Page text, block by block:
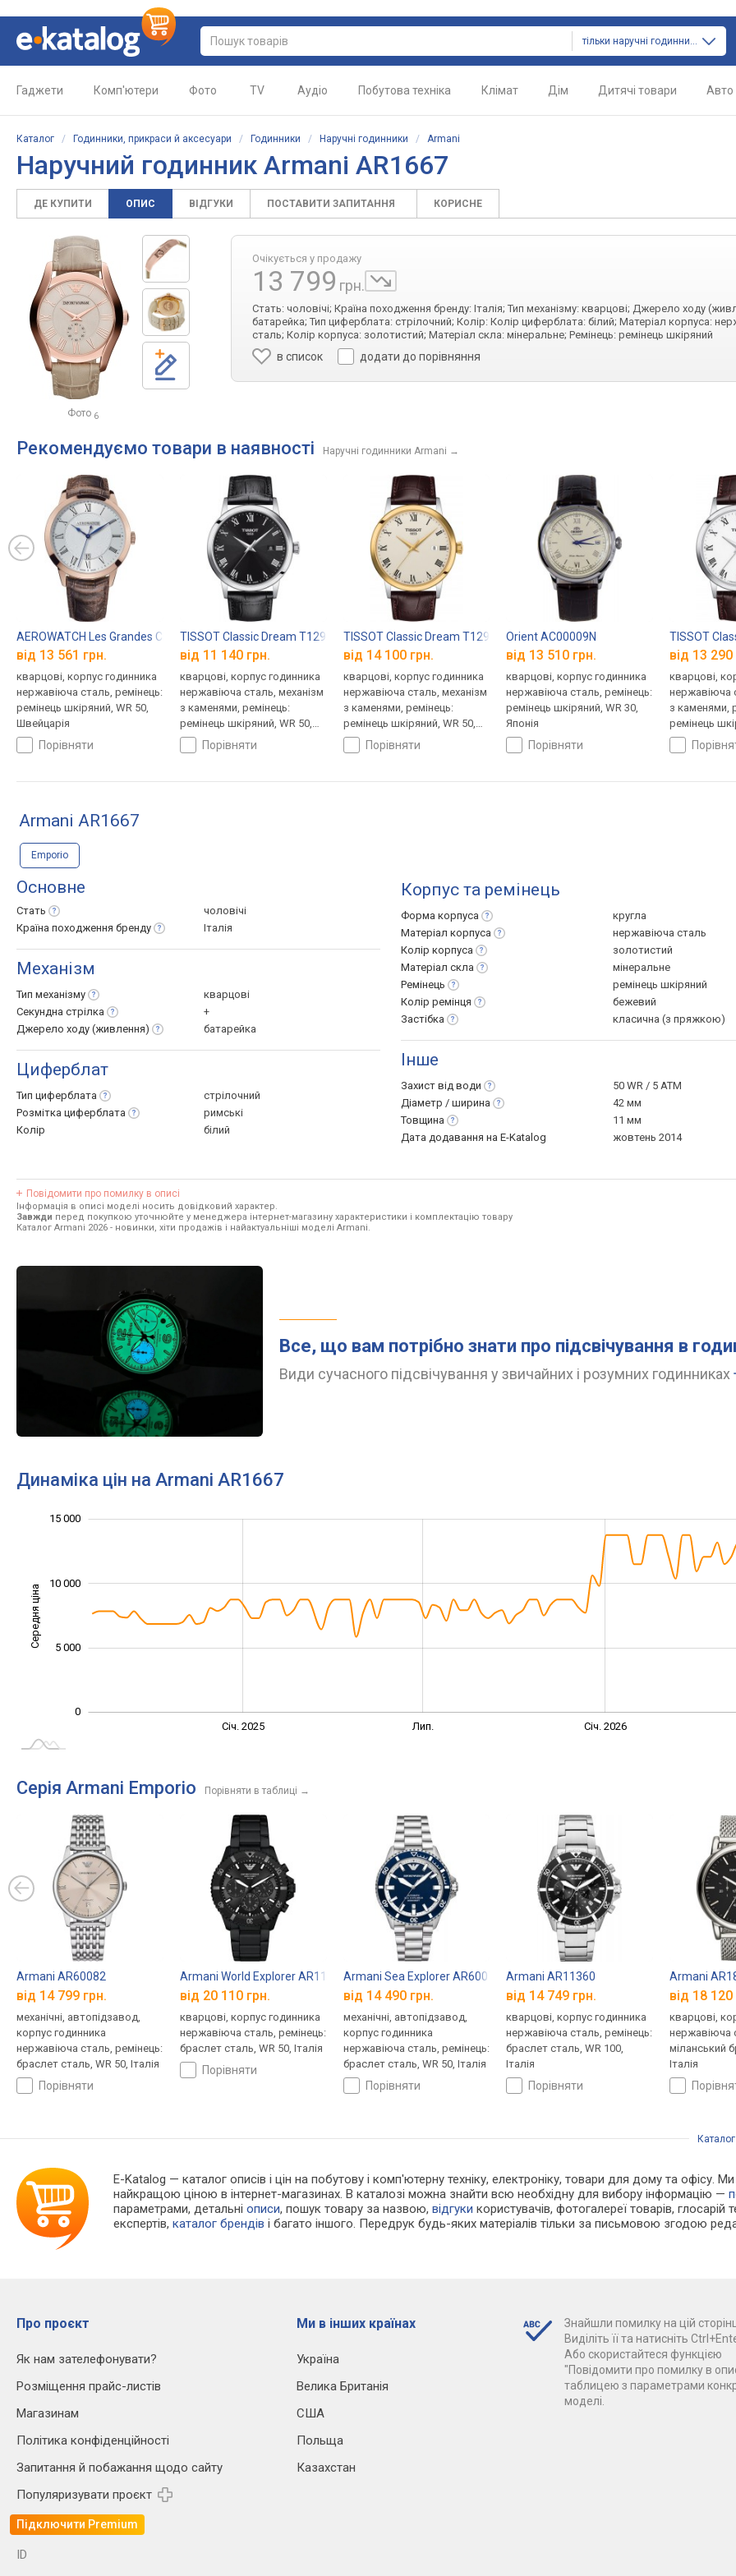
тільки наручні годинники
Гаджети Комп'ютери Фото TV Аудіо Побутова техніка Клімат Дім Дитячі товари Авто
Каталог / Годинники, прикраси й аксесуари / Годинники / Наручні годинники / Armani
Наручний годинник Armani AR1667
ДЕ КУПИТИ ОПИС ВІДГУКИ ПОСТАВИТИ ЗАПИТАННЯ КОРИСНЕ
Фото 6
Очікується у продажу
13 799 грн.
Стать: чоловічі; Країна походження бренду: Італія; Тип механізму: кварцові; Джерело ходу
батарейка; Тип циферблата: стрілочний; Колір: Колір циферблата: білий; Матеріал корпуса:
сталь; Колір корпуса: золотистий; Матеріал скла: мінеральне; Ремінець: ремінець шкіряний
в список додати до порівняння
Рекомендуємо товари в наявності Наручні годинники Armani →
AEROWATCH Les Grandes Classiques 42991RO04
від 13 561 грн.
кварцові, корпус годинника
нержавіюча сталь, ремінець:
ремінець шкіряний, WR 50,
Швейцарія
порівняти
TISSOT Classic Dream T129.410.16.053.00
від 11 140 грн.
кварцові, корпус годинника
нержавіюча сталь, механізм
з каменями, ремінець:
ремінець шкіряний, WR 50,
Швейцаріяпорівняти
TISSOT Classic Dream T129.410.26.263.00
від 14 100 грн.
кварцові, корпус годинника
нержавіюча сталь, механізм
з каменями, ремінець:
ремінець шкіряний, WR 50,
Швейцаріяпорівняти
Orient AC00009N
від 13 510 грн.
кварцові, корпус годинника
нержавіюча сталь, ремінець:
ремінець шкіряний, WR 30,
Японія
порівняти
TISSOT
від 13 290
кварцові,
нержавіюча
з каменями,
ремінець
Швейцарія
Armani AR1667
Emporio
Основне
Стать
чоловічі
Країна походження бренду Італія
Механізм
Тип механізму
кварцові
Секундна стрілка
+
Джерело ходу (живлення) батарейка
Циферблат
Тип циферблата
стрілочний
Розмітка циферблата
римські
Колір
білий
Корпус та ремінець
Форма корпуса
кругла
Матеріал корпуса
нержавіюча сталь
Колір корпуса
золотистий
Матеріал скла
мінеральне
Ремінець
ремінець шкіряний
Колір ремінця
бежевий
Застібка
класична (з пряжкою)
Інше
Захист від води
50 WR / 5 ATM
Діаметр / ширина
42 мм
Товщина
11 мм
Дата додавання на E-Katalog
жовтень 2014
Повідомити про помилку в описі
Інформація в описі моделі носить довідковий характер.
Завжди перед покупкою уточнюйте у менеджера інтернет-магазину характеристики і комплектацію товару
Каталог Armani 2026 - новинки, хіти продажів і найактуальніші моделі Armani.
Все, що вам потрібно знати про підсвічування в
Види сучасного підсвічування у звичайних і розумних годинниках
Динаміка цін на Armani AR1667
Середня ціна
0
10 000
15 000
5 000
Січ. 2025 Лип. Січ. 2026
Серія Armani Emporio Порівняти в таблиці →
Armani AR60082
від 14 799 грн.
механічні, автопідзавод,
корпус годинника
нержавіюча сталь, ремінець:
браслет сталь, WR 50, Італія
порівняти
Armani World Explorer AR11784
від 20 110 грн.
кварцові, корпус годинника
нержавіюча сталь, ремінець:
браслет сталь, WR 50, Італія
порівняти
Armani Sea Explorer AR60079
від 14 490 грн.
механічні, автопідзавод,
корпус годинника
нержавіюча сталь, ремінець:
браслет сталь, WR 50, Італія
порівняти
Armani AR11360
від 14 749 грн.
кварцові, корпус годинника
нержавіюча сталь, ремінець:
браслет сталь, WR 100,
Італія
порівняти
Armani
від 18 120
кварцові,
нержавіюча
міланський
Італія
Каталог
E-Katalog — каталог описів і цін на побутову і комп'ютерну техніку, електроніку, товари для дому та офісу.
найкращою ціною в інтернет-магазинах. В каталозі можна знайти всю необхідну для вибору інформацію —
параметрами, детальніописи, пошук товару за назвою,відгуки користувачів, фотогалереї товарів, глосарій
експертів,каталог брендів і багато іншого. Передрук будь-яких матеріалів тільки за письмовою згодою
Про проєкт
Як нам зателефонувати?
Розміщення прайс-листів
Магазинам
Політика конфіденційності
Запитання й побажання щодо сайту
Популяризувати проєкт
Підключити Premium
Ми в інших країнах
Україна
Велика Британія
США
Польща
Казахстан
Знайшли помилку на цій
Виділіть її та натисніть
Або скористайтеся функцією
"Повідомити про помилку в
таблицею з параметрами
моделі.
ID